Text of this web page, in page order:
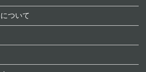
ついて